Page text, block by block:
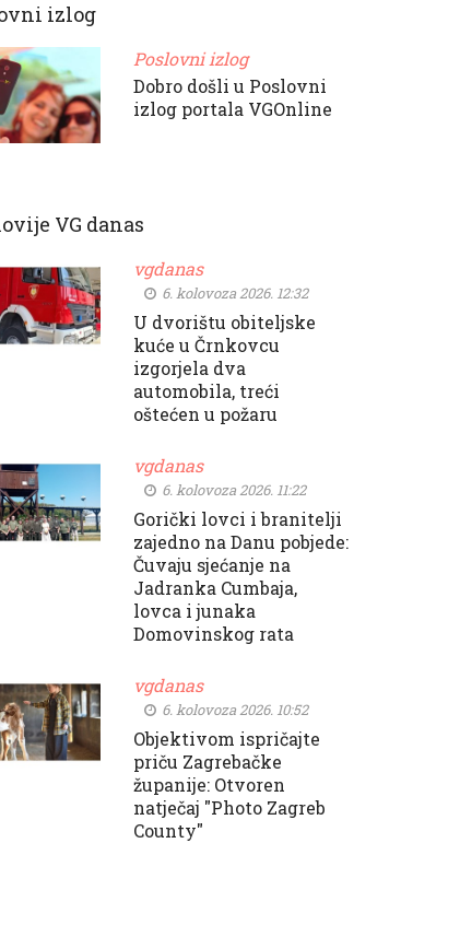
izlog
Poslovni izlog
Dobro došli u Poslovni
izlog portala VGOnline
VG danas
vgdanas
6. kolovoza 2026. 12:32
U dvorištu obiteljske
kuće u Črnkovcu
izgorjela dva
automobila, treći
oštećen u požaru
vgdanas
6. kolovoza 2026. 11:22
Gorički lovci i branitelji
zajedno na Danu pobjede:
Čuvaju sjećanje na
Jadranka Cumbaja,
lovca i junaka
Domovinskog rata
vgdanas
6. kolovoza 2026. 10:52
Objektivom ispričajte
priču Zagrebačke
županije: Otvoren
natječaj "Photo Zagreb
County"